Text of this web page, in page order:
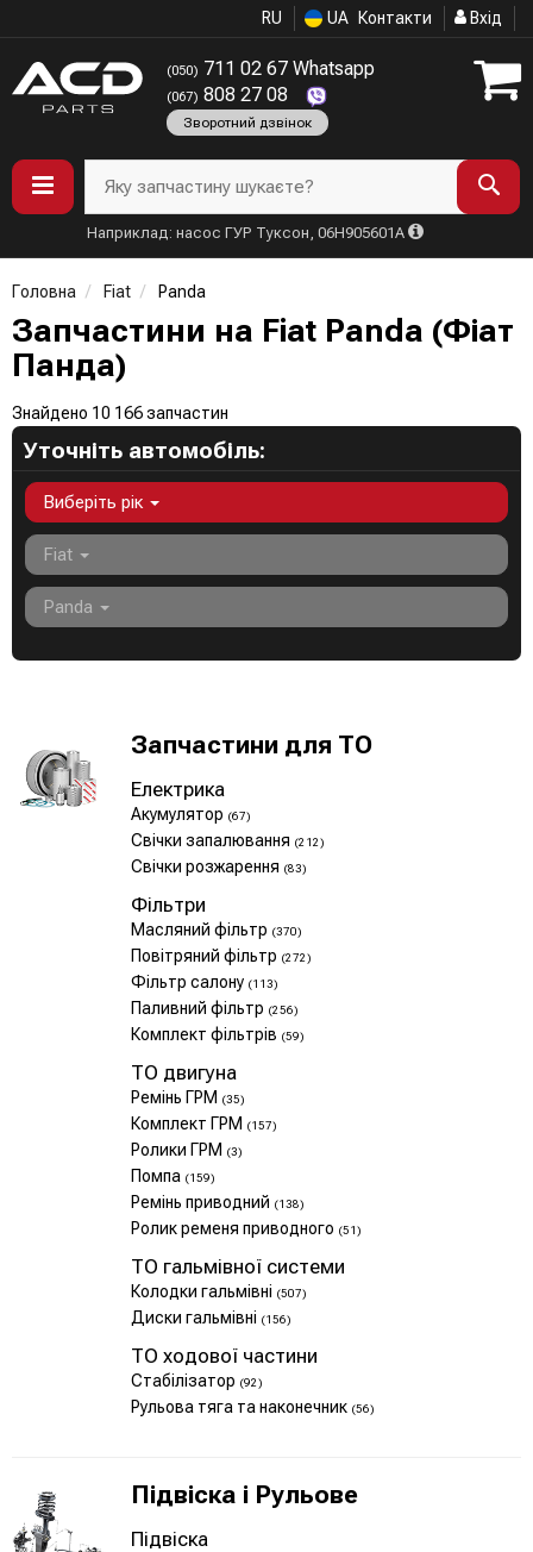
RU UA Контакти Вхід
(050) 711 02 67 Whatsapp
(067) 808 27 08
Зворотний дзвінок
Яку запчастину шукаєте?
Наприклад: насос ГУР Туксон, 06H905601A
Головна Fiat Panda
Запчастини на Fiat Panda (Фіат
Панда)
Знайдено 10 166 запчастин
Уточніть автомобіль:
Виберіть рік
Fiat
Panda
Запчастини для ТО
Електрика
Акумулятор (67)
Свічки запалювання (212)
Свічки розжарення (83)
Фільтри
Масляний фільтр (370)
Повітряний фільтр (272)
Фільтр салону (113)
Паливний фільтр (256)
Комплект фільтрів (59)
ТО двигуна
Ремінь ГРМ (35)
Комплект ГРМ (157)
Ролики ГРМ (3)
Помпа (159)
Ремінь приводний (138)
Ролик ременя приводного (51)
ТО гальмівної системи
Колодки гальмівні (507)
Диски гальмівні (156)
ТО ходової частини
Стабілізатор (92)
Рульова тяга та наконечник (56)
Підвіска і Рульове
Підвіска